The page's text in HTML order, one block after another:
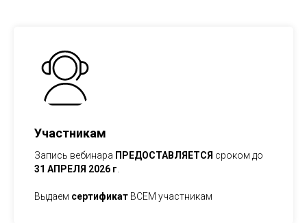
Участникам
Запись вебинара ПРЕДОСТАВЛЯЕТСЯ сроком до
31 АПРЕЛЯ 2026 г
Выдаем сертификат ВСЕМ участникам